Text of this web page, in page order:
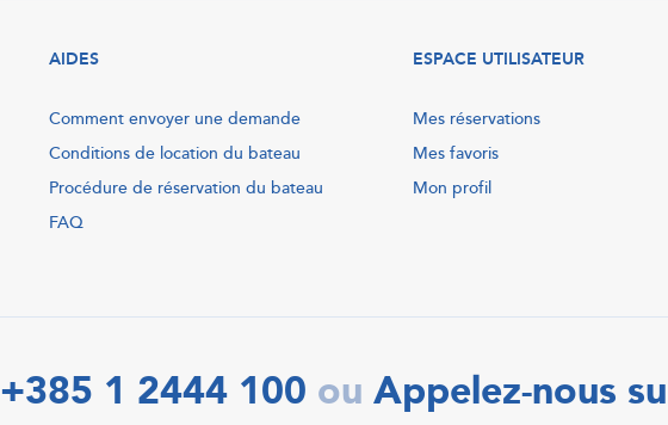
AIDES
Comment envoyer une demande
Conditions de location du bateau
Procédure de réservation du bateau
FAQ
ESPACE UTILISATEUR
Mes réservations
Mes favoris
Mon profil
+385 1 2444 100 ou Appelez-nous